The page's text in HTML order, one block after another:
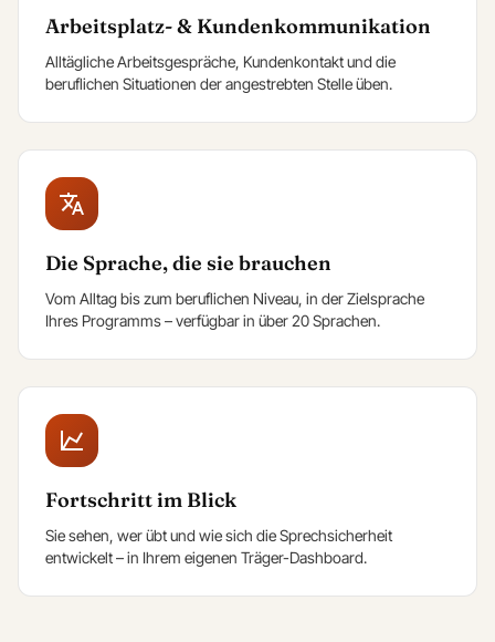
Arbeitsplatz- & Kundenkommunikation
Alltägliche Arbeitsgespräche, Kundenkontakt und die
beruflichen Situationen der angestrebten Stelle üben.
Die Sprache, die sie brauchen
Vom Alltag bis zum beruflichen Niveau, in der Zielsprache
Ihres Programms – verfügbar in über 20 Sprachen.
Fortschritt im Blick
Sie sehen, wer übt und wie sich die Sprechsicherheit
entwickelt – in Ihrem eigenen Träger-Dashboard.